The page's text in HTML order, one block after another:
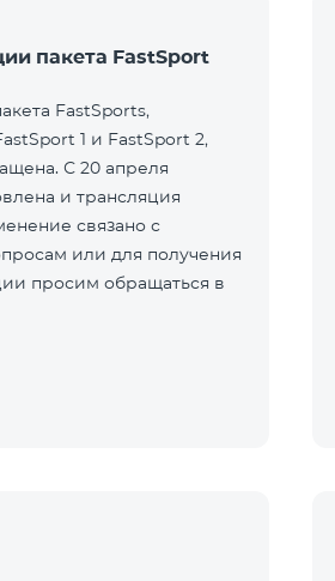
пакета FastSport
FastSports,
1 и FastSport 2,
С 20 апреля
и трансляция
связано с
или для получения
просим обращаться в